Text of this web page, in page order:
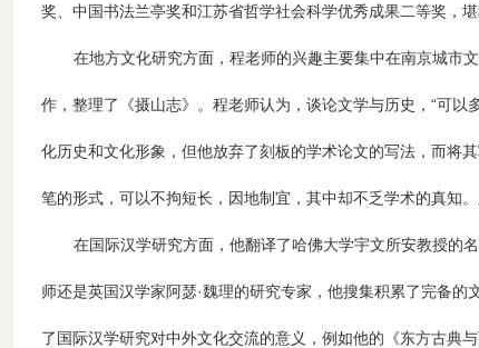
奖、中国书法兰亭奖和江苏省哲学社会科学优秀成果二等奖，堪
在地方文化研究方面，程老师的兴趣主要集中在南京城
作，整理了《摄山志》。程老师认为，谈论文学与历史，“可
化历史和文化形象，但他放弃了刻板的学术论文的写法，而将
笔的形式，可以不拘短长，因地制宜，其中却不乏学术的真知
在国际汉学研究方面，他翻译了哈佛大学宇文所安教授的
师还是英国汉学家阿瑟·魏理的研究专家，他搜集积累了完备
了国际汉学研究对中外文化交流的意义，例如他的《东方古